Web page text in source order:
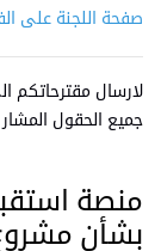
صفحة اللجنة على
لارسال مقترحاتكم
جميع الحقول
منصة
بشأن مشروع